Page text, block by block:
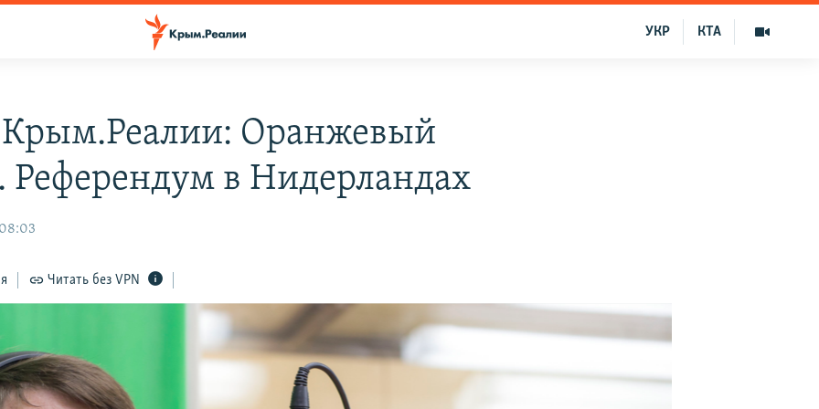
КТА
УКР
Крым.Реалии: Оранжевый
Референдум в Нидерландах
Читать без VPN